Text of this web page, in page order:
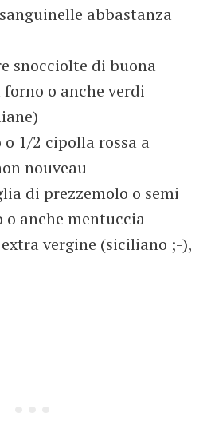
abbastanza
snocciolte di buona
o anche verdi
1/2 cipolla rossa a
nouveau
di prezzemolo o semi
o anche mentuccia
vergine (siciliano ;-),